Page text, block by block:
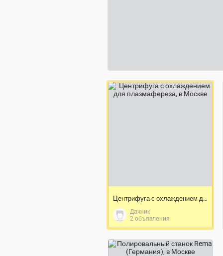
Центрифуга с охлаждением для плазмафереза
Дачник
2 объявления